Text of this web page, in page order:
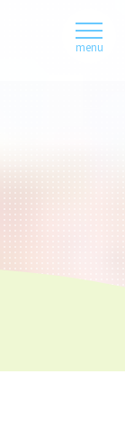
menu